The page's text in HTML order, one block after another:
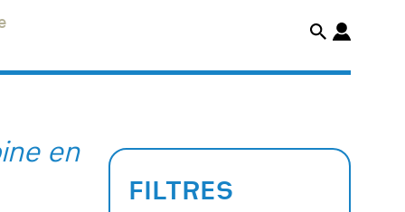
en
FILTRES